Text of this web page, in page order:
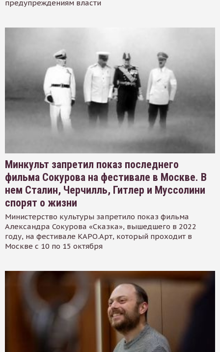
предупреждениям власти
Минкульт запретил показ последнего
фильма Сокурова на фестивале в Москве. В
нем Сталин, Черчилль, Гитлер и Муссолини
спорят о жизни
Министерство культуры запретило показ фильма
Александра Сокурова «Сказка», вышедшего в 2022
году, на фестивале КАРО.Арт, который проходит в
Москве с 10 по 15 октября